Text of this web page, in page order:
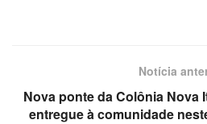
Notícia
Nova ponte da Colônia Nova
entregue à comunidade